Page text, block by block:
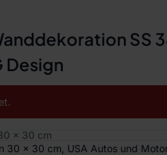
SS
Design
x 30 cm
30 x 30 cm, USA Autos und